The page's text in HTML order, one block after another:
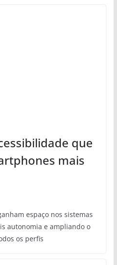
que
mais
espaço nos sistemas
autonomia e ampliando o
os perfis